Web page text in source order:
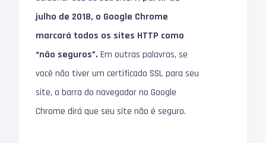
julho de 2018, o Google Chrome
marcará todos os sites HTTP como
“não seguros”. Em outras palavras, se
você não tiver um certificado SSL para seu
site, a barra do navegador no Google
Chrome dirá que seu site não é seguro.